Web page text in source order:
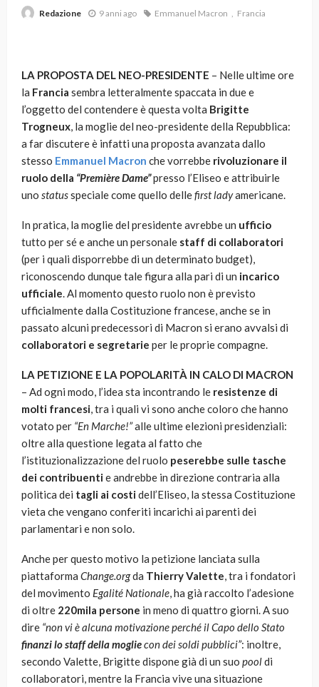
Redazione 9 anni ago Emmanuel Macron Francia
LA PROPOSTA DEL NEO-PRESIDENTE – Nelle ultime ore
la Francia sembra letteralmente spaccata in due e
l’oggetto del contendere è questa volta Brigitte
Trogneux, la moglie del neo-presidente della Repubblica:
a far discutere è infatti una proposta avanzata dallo
stesso Emmanuel Macron che vorrebbe rivoluzionare il
ruolo della “Première Dame”presso l’Eliseo e attribuirle
uno statusspeciale come quello dellefirst ladyamericane.
In pratica, la moglie del presidente avrebbe un ufficio
tutto per sé e anche un personale staff di collaboratori
(per i quali disporrebbe di un determinato budget),
riconoscendo dunque tale figura alla pari di un incarico
ufficiale. Al momento questo ruolo non è previsto
ufficialmente dalla Costituzione francese, anche se in
passato alcuni predecessori di Macron si erano avvalsi di
collaboratori e segretarie per le proprie compagne.
LA PETIZIONE E LA POPOLARITÀ IN CALO DI MACRON
– Ad ogni modo, l’idea sta incontrando le resistenze di
molti francesi, tra i quali vi sono anche coloro che hanno
votato per “En Marche!”alle ultime elezioni presidenziali:
oltre alla questione legata al fatto che
l’istituzionalizzazione del ruolo peserebbe sulle tasche
dei contribuentie andrebbe in direzione contraria alla
politica dei tagli ai costidell’Eliseo, la stessa Costituzione
vieta che vengano conferiti incarichi ai parenti dei
parlamentari e non solo.
Anche per questo motivo la petizione lanciata sulla
piattaforma Change.orgda Thierry Valette, tra i fondatori
del movimento Egalité Nationale, ha già raccolto l’adesione
di oltre 220mila persone in meno di quattro giorni. A suo
dire “non vi è alcuna motivazione perché il Capo dello Stato
finanzi lo staff della mogliecon dei soldi pubblici”: inoltre,
secondo Valette, Brigitte dispone già di un suo pooldi
collaboratori, mentre la Francia vive una situazione